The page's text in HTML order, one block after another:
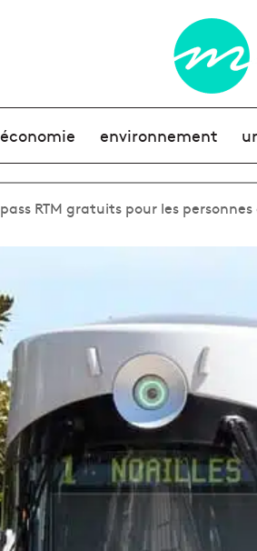
économie environnement
RTM gratuits pour les